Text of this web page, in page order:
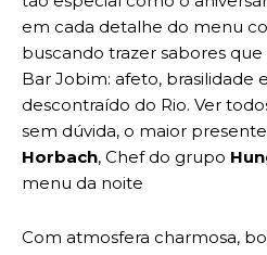
em cada detalhe do menu
buscando trazer sabores
Bar Jobim: afeto, brasilidade
descontraído do Rio. Ver
sem dúvida, o maior
Horbach, Chef do grupo
menu da noite
Com atmosfera charmosa,